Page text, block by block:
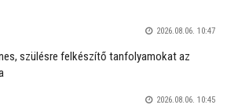
2026.08.06. 10:47
szülésre felkészítő tanfolyamokat az
2026.08.06. 10:45